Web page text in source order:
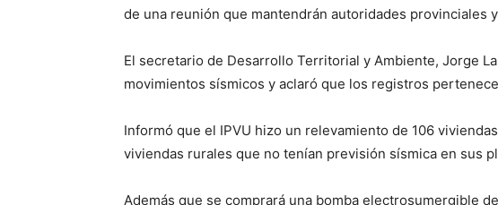
de una reunión que mantendrán autoridades provinciales
El secretario de Desarrollo Territorial y Ambiente, Jorge
movimientos sísmicos y aclaró que los registros
Informó que el IPVU hizo un relevamiento de 106
viviendas rurales que no tenían previsión sísmica en sus
Además que se comprará una bomba electrosumergible